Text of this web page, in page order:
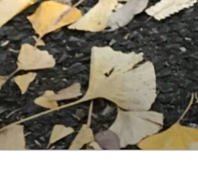
ン
テ
ン
ツ
へ
ス